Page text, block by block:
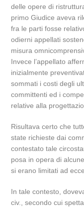
delle opere di
primo Giudice aveva
fra le parti fosse
odierni appellati
misura
Invece l’appellato
inizialmente
sommati i costi degli
committenti ed i
relative alla
Risultava certo che
state richieste dai
contestato tale
posa in opera di
si erano limitati ad
In tale contesto,
civ., secondo cui